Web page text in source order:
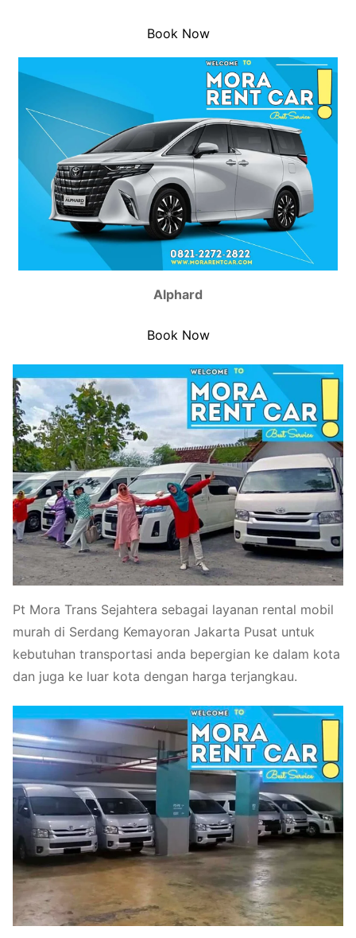
Book Now
Alphard
Book Now
Pt Mora Trans Sejahtera sebagai layanan rental mobil
murah di Serdang Kemayoran Jakarta Pusat untuk
kebutuhan transportasi anda bepergian ke dalam kota
dan juga ke luar kota dengan harga terjangkau.